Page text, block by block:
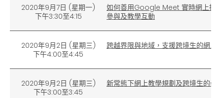
2020年9月7日 (星期一)
下午3:30至4:15
如何善用Google Meet 實時網上授
參與及教學互動
2020年9月2日 (星期三)
下午4:00至4:45
跨越界限與地域，支援跨境生的網上
2020年9月2日 (星期三)
下午3:00至3:45
新常態下網上教學規劃及跨境生的學